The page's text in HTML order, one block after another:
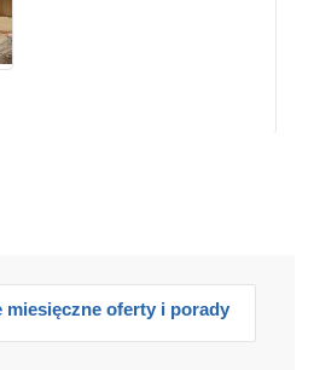
miesięczne oferty i porady